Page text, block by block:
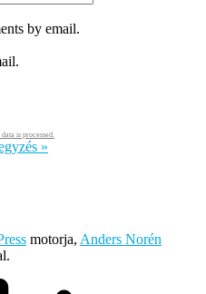
by email.
is processed.
»
motorja, Anders Norén